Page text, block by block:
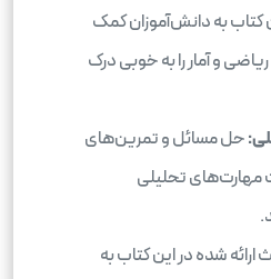
کتاب به دانش‌آموزان کمک
و آمار را به خوبی درک
حل مسائل و تمرین‌های
مهارت‌های تحلیلی
ارائه شده در این کتاب به